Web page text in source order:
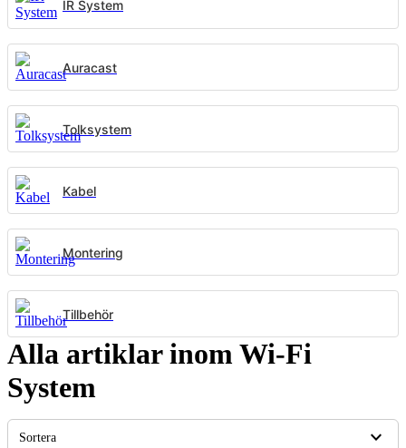
IR System
Auracast
Tolksystem
Kabel
Montering
Tillbehör
Alla artiklar inom Wi-Fi
System
Sortera expand_more